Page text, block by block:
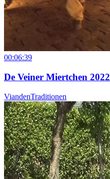
00:06:39
De Veiner Miertchen 2022
ViandenTraditionen